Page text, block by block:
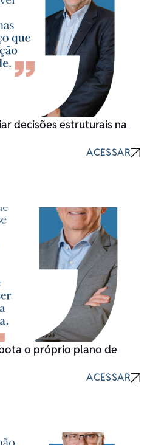
decisões estruturais na
ACESSAR
o próprio plano de
ACESSAR